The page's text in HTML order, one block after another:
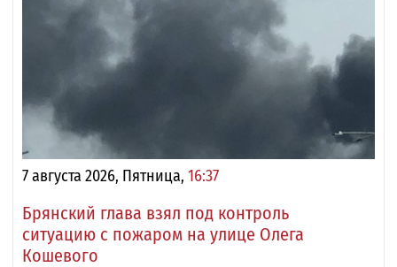
7 августа 2026, Пятница, 16:37
Брянский глава взял под контроль
ситуацию с пожаром на улице Олега
Кошевого